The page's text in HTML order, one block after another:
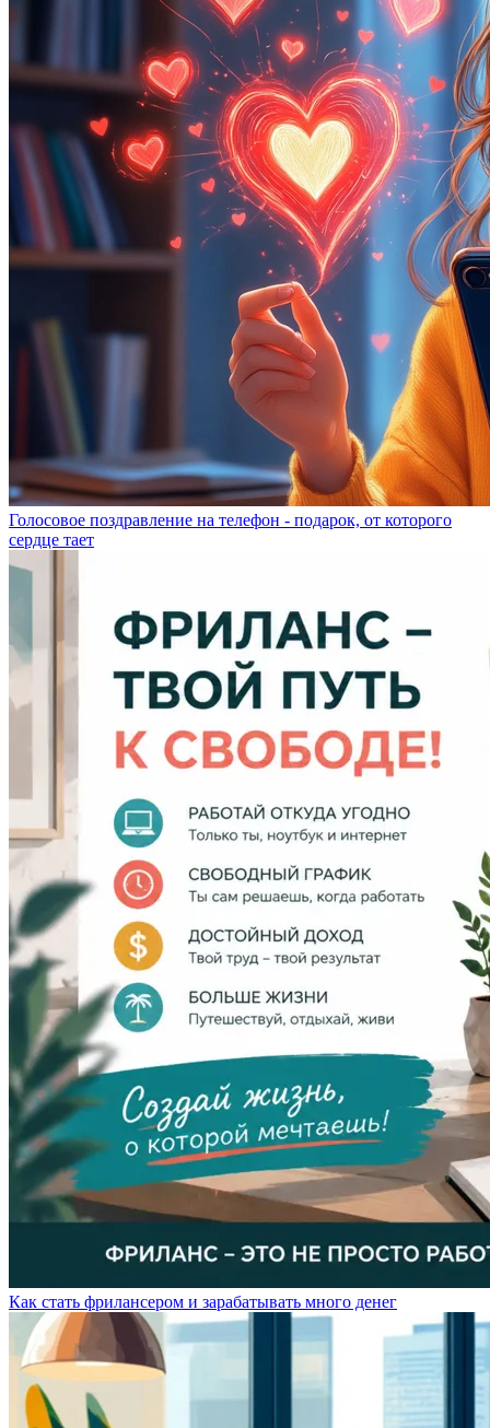
Голосовое поздравление на телефон - подарок, от которого
сердце тает
Как стать фрилансером и зарабатывать много денег